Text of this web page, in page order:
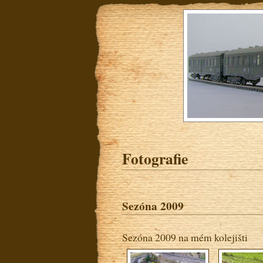
Fotografie
Sezóna 2009
Sezóna 2009 na mém kolejišti